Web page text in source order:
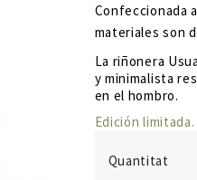
Confeccionada
materiales son
La riñonera
y minimalista
en el hombro.
Edición limitada.
Quantitat